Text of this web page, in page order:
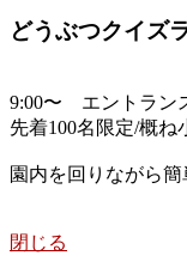
どうぶつクイズ
9:00〜 エントラン
先着100名限定/概ね
園内を回りながら
閉じる